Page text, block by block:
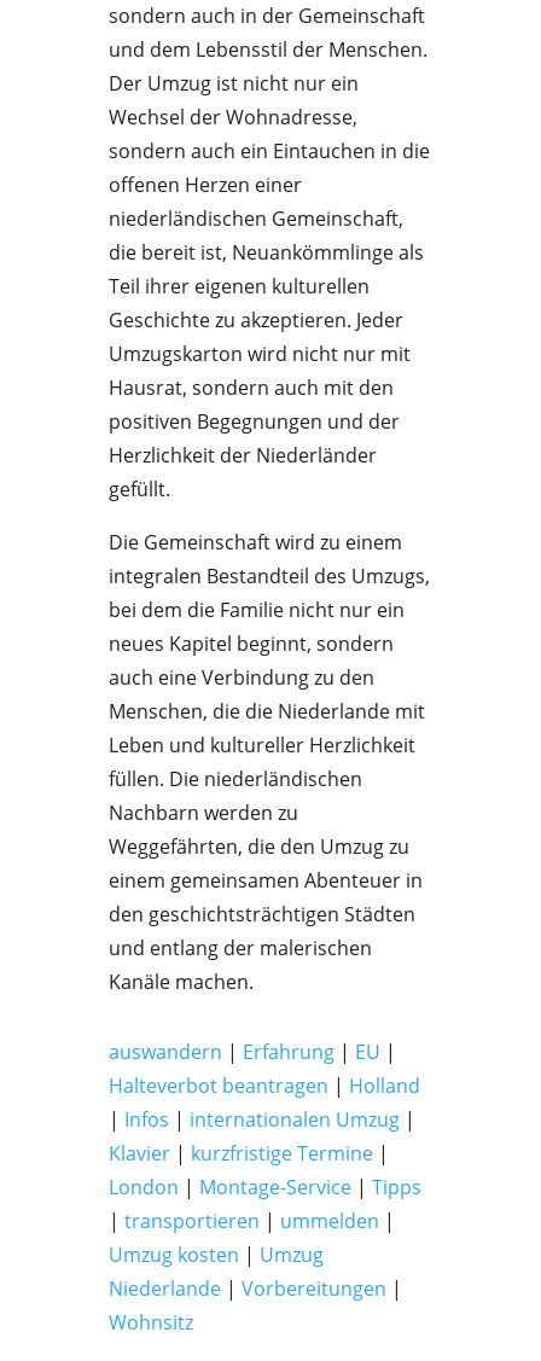
sondern auch in der Gemeinschaft
und dem Lebensstil der Menschen.
Der Umzug ist nicht nur ein
Wechsel der Wohnadresse,
sondern auch ein Eintauchen in die
offenen Herzen einer
niederländischen Gemeinschaft,
die bereit ist, Neuankömmlinge als
Teil ihrer eigenen kulturellen
Geschichte zu akzeptieren. Jeder
Umzugskarton wird nicht nur mit
Hausrat, sondern auch mit den
positiven Begegnungen und der
Herzlichkeit der Niederländer
gefüllt.
Die Gemeinschaft wird zu einem
integralen Bestandteil des Umzugs,
bei dem die Familie nicht nur ein
neues Kapitel beginnt, sondern
auch eine Verbindung zu den
Menschen, die die Niederlande mit
Leben und kultureller Herzlichkeit
füllen. Die niederländischen
Nachbarn werden zu
Weggefährten, die den Umzug zu
einem gemeinsamen Abenteuer in
den geschichtsträchtigen Städten
und entlang der malerischen
Kanäle machen.
auswandern | Erfahrung| EU |
Halteverbot beantragen | Holland
| Infos | internationalen Umzug|
Klavier| kurzfristige Termine|
London | Montage-Service| Tipps
| transportieren | ummelden |
Umzug kosten | Umzug
Niederlande| Vorbereitungen |
Wohnsitz